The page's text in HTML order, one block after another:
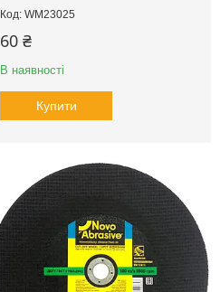
WM23025
60 ₴
В наявності
Купити